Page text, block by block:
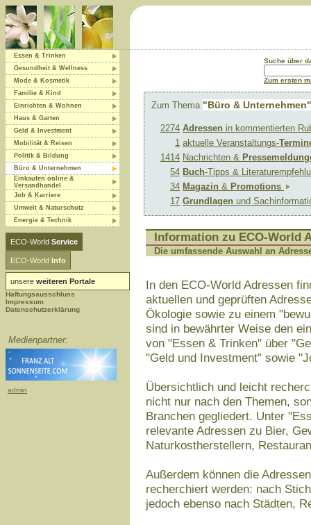
Essen & Trinken
Gesundheit & Wellness
Mode & Kosmetik
Familie & Kind
Einrichten & Wohnen
Haus & Garten
Geld & Investment
Mobilität & Reisen
Politik & Bildung
Büro & Unternehmen
Einkaufen online &
Versandhandel
Job & Karriere
Umwelt & Naturschutz
Energie & Technik
ECO-World Service
ECO-World Info
unsere weiteren Portale
Haftungsausschluss
Impressum
Datenschutzerklärung
Medienpartner:
admin
Suche über
Zum ersten
Zum Thema "Büro & Unternehmen"
2274 Adressen in kommentierten
1 aktuelle Veranstaltungs-
1414 Nachrichten &
54 Buch-Tipps &
34 Magazin & Promotions
17 Grundlagen und
Information zu ECO-World
Die umfassende Auswahl an
In den ECO-World Adressen
aktuellen und geprüften
Ökologie sowie zu einem
sind in bewährter Weise den
von "Essen & Trinken" über
"Geld und Investment" sowie
Übersichtlich und leicht
nicht nur nach den Themen,
Branchen gegliedert. Unter
relevante Adressen zu Bier,
Naturkostherstellern,
Außerdem können die
recherchiert werden: nach
jedoch ebenso nach Städten,